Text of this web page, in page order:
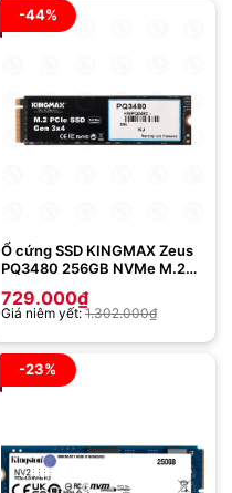
-44%
Ổ cứng SSD KINGMAX Zeus
PQ3480 256GB NVMe M.2
729.000₫
Giá niêm yết:1.302.000₫
-23%